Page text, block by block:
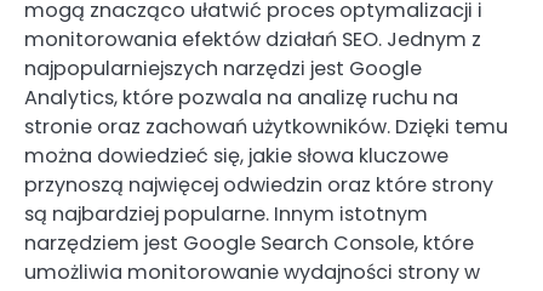
mogą znacząco ułatwić proces optymalizacji i
monitorowania efektów działań SEO. Jednym z
najpopularniejszych narzędzi jest Google
Analytics, które pozwala na analizę ruchu na
stronie oraz zachowań użytkowników. Dzięki temu
można dowiedzieć się, jakie słowa kluczowe
przynoszą najwięcej odwiedzin oraz które strony
są najbardziej popularne. Innym istotnym
narzędziem jest Google Search Console, które
umożliwia monitorowanie wydajności strony w